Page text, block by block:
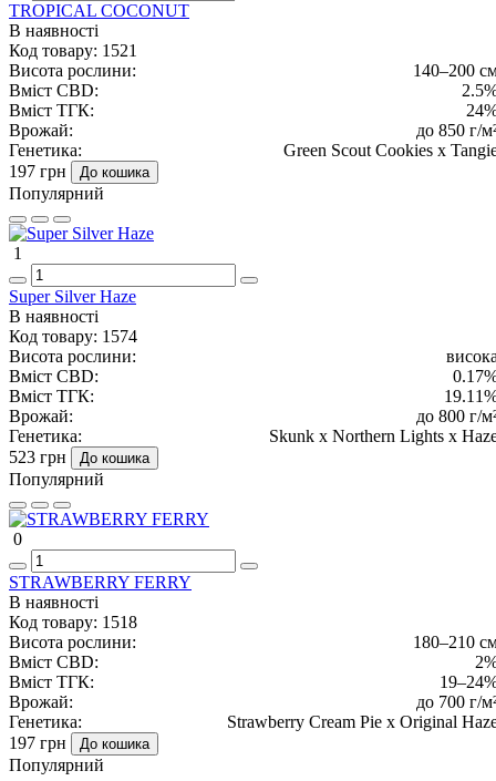
TROPICAL COCONUT
В наявності
Код товару: 1521
Висота рослини:
140–200
Вміст CBD:
Вміст ТГК:
Врожай:
до 850 г/
Генетика:
Green Scout Cookies x
197 грн
До кошика
Популярний
1
Super Silver Haze
В наявності
Код товару: 1574
Висота рослини:
Вміст CBD:
Вміст ТГК:
Врожай:
до 800 г/
Генетика:
Skunk x Northern Lights x
523 грн
До кошика
Популярний
0
STRAWBERRY FERRY
В наявності
Код товару: 1518
Висота рослини:
180–210
Вміст CBD:
Вміст ТГК:
Врожай:
до 700 г/
Генетика:
Strawberry Cream Pie x Original
197 грн
До кошика
Популярний